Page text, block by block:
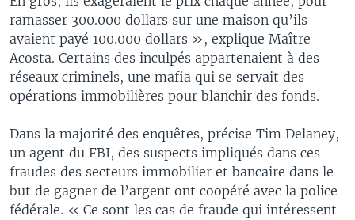
ramasser 300.000 dollars sur une maison qu’ils
avaient payé 100.000 dollars », explique Maître
Acosta. Certains des inculpés appartenaient à des
réseaux criminels, une mafia qui se servait des
opérations immobilières pour blanchir des fonds.
Dans la majorité des enquêtes, précise Tim Delaney,
un agent du FBI, des suspects impliqués dans ces
fraudes des secteurs immobilier et bancaire dans le
but de gagner de l’argent ont coopéré avec la police
fédérale. « Ce sont les cas de fraude qui intéressent